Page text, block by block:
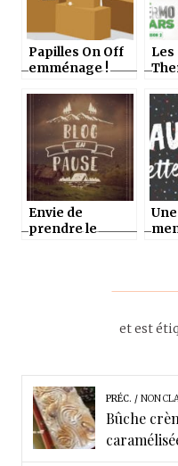
Papilles On Off
emménage !
Les
Envie de
prendre le
et est
PRÉC. NON
Bûche